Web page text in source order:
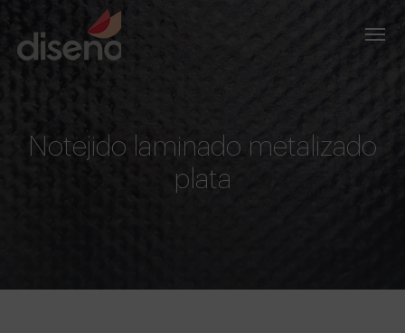
Notejido laminado metalizado
plata